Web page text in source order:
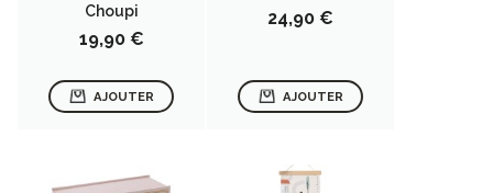
Choupi
Prix
19,90 €
AJOUTER
Prix
24,90 €
AJOUTER